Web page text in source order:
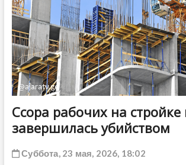
@ajaratv.ge
Ссора рабочих на
завершилась убийством
Суббота, 23 мая, 2026, 18:02